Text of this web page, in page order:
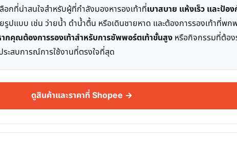
กที่น่าสนใจสำหรับผู้ที่กำลังมองหารองเท้าที่เบาสบาย แห้งเร็ว และป้อง
ปแบบ เช่น ว่ายน้ำ ดำน้ำตื้น หรือเดินชายหาด และต้องการรองเท้าที่พ
กคุณต้องการรองเท้าสำหรับการซัพพอร์ตเท้าขั้นสูง หรือกิจกรรมที่ต้อ
ระสบการณ์การใช้งานที่ตรงใจที่สุด
ดูสินค้าและราคาที่ Shopee →